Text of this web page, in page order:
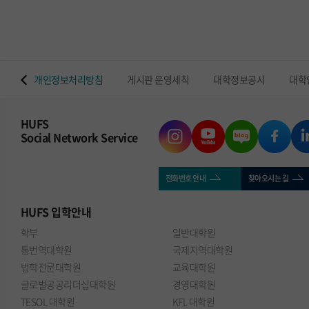
개인정보처리방침 게시판 운영세칙 대학정보공시 대
HUFS
Social Network Service
전화번호 안내 찾아오시는 길
HUFS 입학안내
학부
일반대학원
통번역대학원
국제지역대학원
법학전문대학원
교육대학원
글로벌공공리더십대학원
경영대학원
TESOL 대학원
KFL 대학원